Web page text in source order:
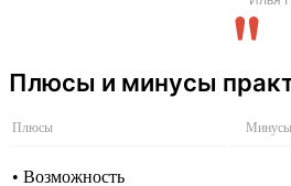
Плюсы и минусы
Плюсы Минусы
• Возможность